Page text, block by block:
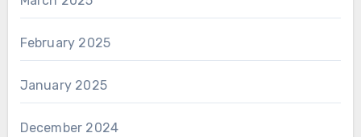
February 2025
January 2025
December 2024